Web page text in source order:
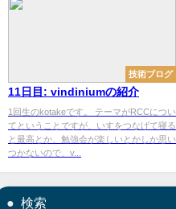
技術ブログ
11日目: vindiniumの紹介
1回生のkotakeです。 テーマがRCCについ
てということですが、いすをつなげて寝る
と最高とか、勉強会が楽しいとかしか思い
つかないので、v...
検索